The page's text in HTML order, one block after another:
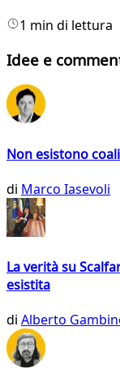
1 min di lettura
Idee e
Non esistono
di Marco Iasevoli
La verità su
esistita
di Alberto